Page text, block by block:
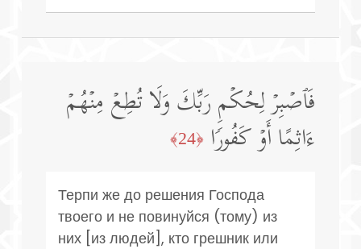
فَٱصۡبِرۡ لِحُكۡمِ رَبِّكَ وَلَا تُطِعۡ مِنۡهُمۡ
ءَاثِمًا أَوۡ كَفُورࣰا ﴿24﴾
Терпи же до решения Господа
твоего и не повинуйся (тому) из
них [из людей], кто грешник или